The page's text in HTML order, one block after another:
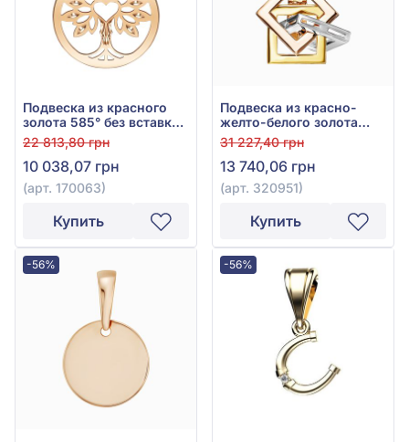
Подвеска из красного
золота 585° без вставки,
арт. 170063
22 813,80 грн
10 038,07 грн
(арт. 170063)
Купить
Подвеска из красно-
желто-белого золота
585°, без вставки, арт.
320951
31 227,40 грн
13 740,06 грн
(арт. 320951)
Купить
-56% -56%